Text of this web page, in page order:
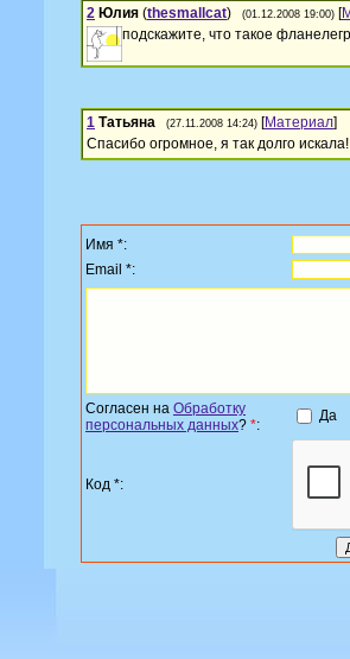
2 Юлия (thesmallcat) (01.12.2008 19:00) [
подскажите, что такое
1 Татьяна (27.11.2008 14:24) [Материал]
Спасибо огромное, я так долго искала!
Имя *:
Email *:
Согласен на Обработку
персональных данных? *:
Да
Код *: